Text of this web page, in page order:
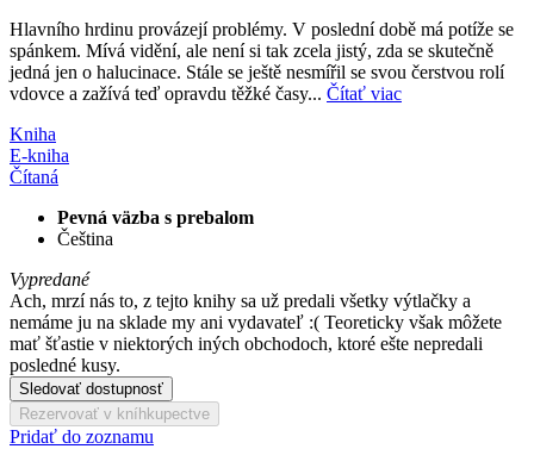
Hlavního hrdinu provázejí problémy. V poslední době má potíže se
spánkem. Mívá vidění, ale není si tak zcela jistý, zda se skutečně
jedná jen o halucinace. Stále se ještě nesmířil se svou čerstvou rolí
vdovce a zažívá teď opravdu těžké časy... Čítať viac
Kniha
E-kniha
Čítaná
Pevná väzba s prebalom
Čeština
Vypredané
Ach, mrzí nás to, z tejto knihy sa už predali všetky výtlačky a
nemáme ju na sklade my ani vydavateľ :( Teoreticky však môžete
mať šťastie v niektorých iných obchodoch, ktoré ešte nepredali
posledné kusy.
Sledovať dostupnosť
Rezervovať v kníhkupectve
Pridať do zoznamu